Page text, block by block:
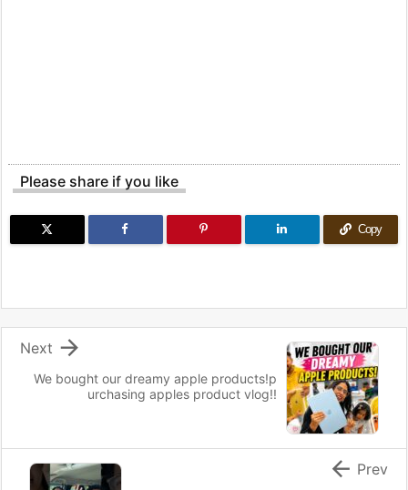
Please share if you like
Copy
We bought our dreamy apple products!p
urchasing apples product vlog!!

Next
 Prev